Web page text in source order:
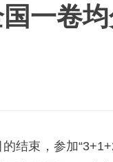
一卷
结束，参加